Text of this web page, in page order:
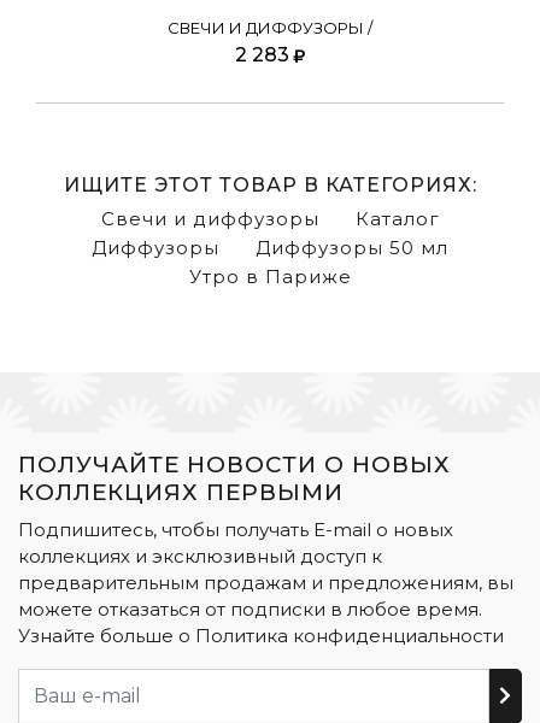
2 283
СВЕЧИ И ДИФФУЗОРЫ /
ИЩИТЕ ЭТОТ ТОВАР В КАТЕГОРИЯХ:
Свечи и диффузоры
Каталог
Диффузоры
Диффузоры 50 мл
Утро в Париже
ПОЛУЧАЙТЕ НОВОСТИ О НОВЫХ
КОЛЛЕКЦИЯХ ПЕРВЫМИ
Подпишитесь, чтобы получать E-mail о новых
коллекциях и эксклюзивный доступ к
предварительным продажам и предложениям, вы
можете отказаться от подписки в любое время.
Узнайте больше о Политика конфиденциальности